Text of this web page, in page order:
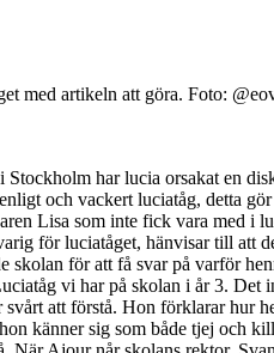
med artikeln att göra. Foto:
Stockholm har lucia orsakat en
och vackert luciatåg, detta
Lisa som inte fick vara med i
för luciatåget, hänvisar till att
skolan för att få svar på varför
vi har på skolan i år 3. Det
att förstå. Hon förklarar hur
känner sig som både tjej och